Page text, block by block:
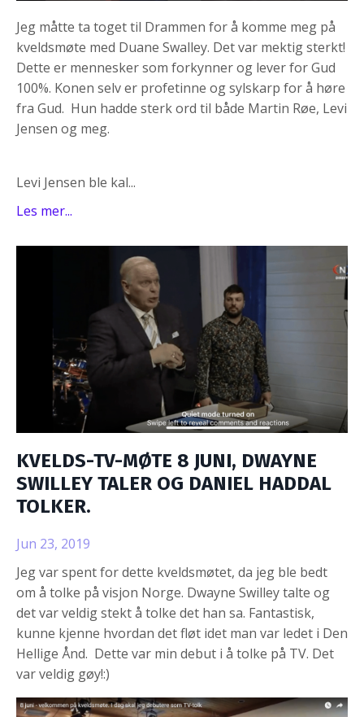
Jeg måtte ta toget til Drammen for å komme meg på
kveldsmøte med Duane Swalley. Det var mektig sterkt!
Dette er mennesker som forkynner og lever for Gud
100%. Konen selv er profetinne og sylskarp for å høre
fra Gud. Hun hadde sterk ord til både Martin Røe, Levi
Jensen og meg.
Levi Jensen ble kal...
Les mer...
KVELDS-TV-MØTE 8 JUNI, DWAYNE
SWILLEY TALER OG DANIEL HADDAL
TOLKER.
Jun 23, 2019
Jeg var spent for dette kveldsmøtet, da jeg ble bedt
om å tolke på visjon Norge. Dwayne Swilley talte og
det var veldig stekt å tolke det han sa. Fantastisk,
kunne kjenne hvordan det fløt idet man var ledet i Den
Hellige Ånd. Dette var min debut i å tolke på TV. Det
var veldig gøy!:)